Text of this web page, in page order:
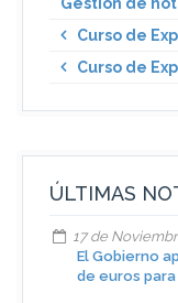
Curso de
Curso de
ÚLTIMAS
17 de
El Gobierno
de euros para